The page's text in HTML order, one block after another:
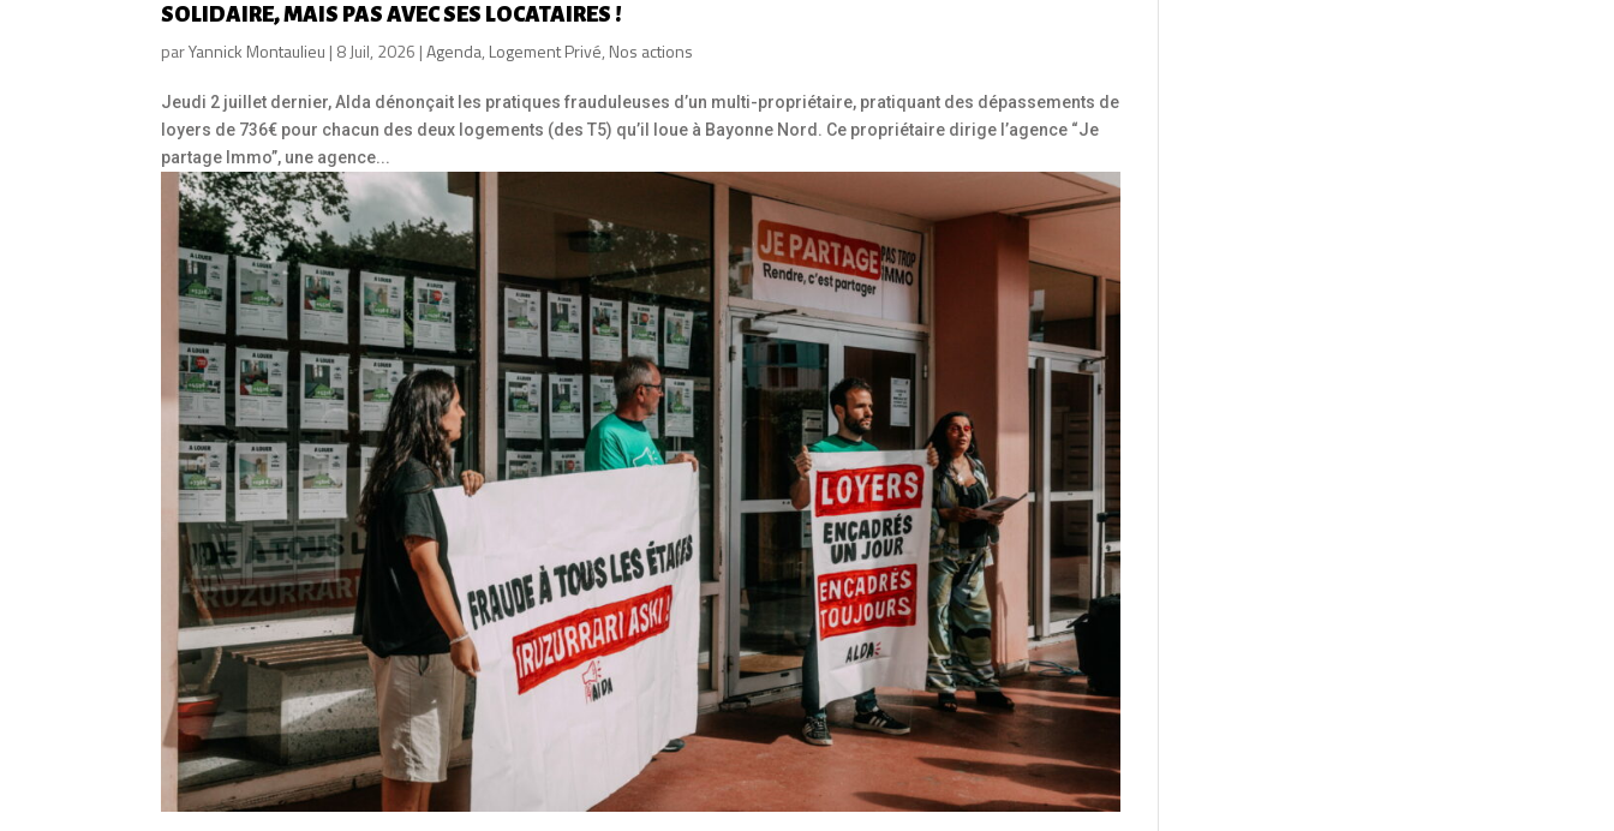
SOLIDAIRE, MAIS PAS AVEC SES LOCATAIRES !
parYannick Montaulieu | 8 Juil, 2026 |Agenda, Logement Privé, Nos actions
Jeudi 2 juillet dernier, Alda dénonçait les pratiques frauduleuses d’un multi-propriétaire, pratiquant des dépassements de
loyers de 736€ pour chacun des deux logements (des T5) qu’il loue à Bayonne Nord. Ce propriétaire dirige l’agence “Je
partage Immo”, une agence...